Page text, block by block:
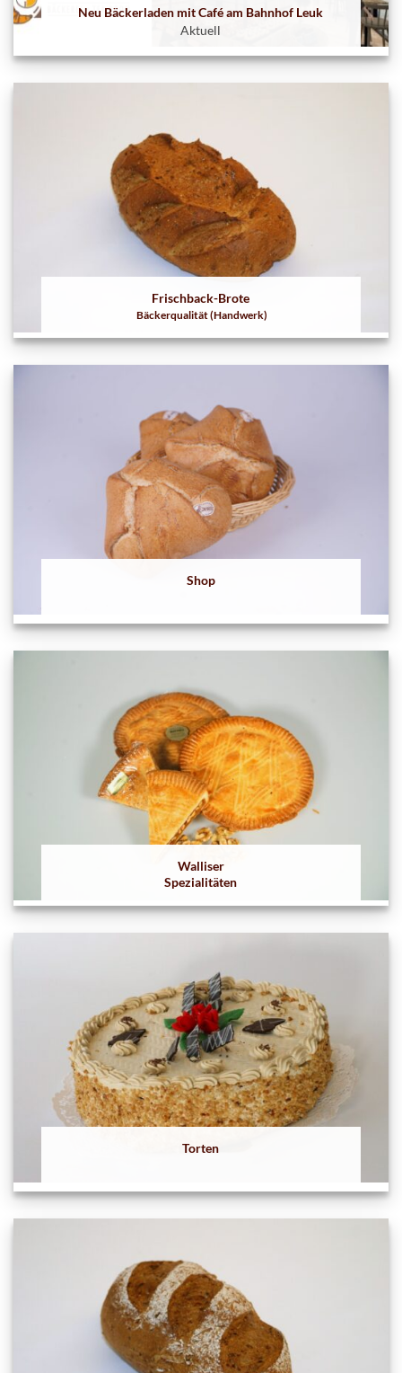
Neu Bäckerladen mit Café am Bahnhof Leuk
Aktuell
Frischback-Brote
Bäckerqualität (Handwerk)
Shop
Walliser
Spezialitäten
Torten